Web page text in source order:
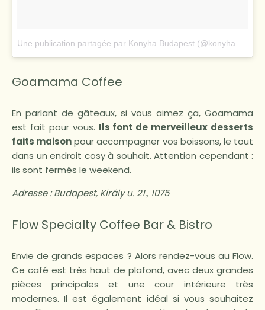
Une publication partagée par Konyha Budapest (@konyha_budapest)
Goamama Coffee
En parlant de gâteaux, si vous aimez ça, Goamama
est fait pour vous. Ils font de merveilleux desserts
faits maisonpour accompagner vos boissons, le tout
dans un endroit cosy à souhait. Attention cependant :
ils sont fermés le weekend.
Adresse :Budapest, Király u. 21., 1075
Flow Specialty Coffee Bar & Bistro
Envie de grands espaces ? Alors rendez-vous au Flow.
Ce café est très haut de plafond, avec deux grandes
pièces principales et une cour intérieure très
modernes. Il est également idéal si vous souhaitez